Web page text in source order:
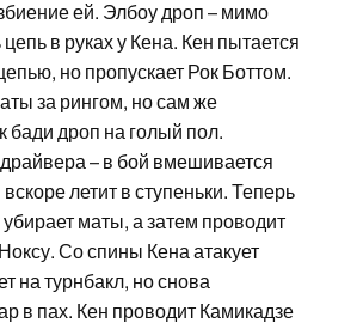
ей. Элбоу дроп – мимо
в руках у Кена. Кен пытается
но пропускает Рок Боттом.
за рингом, но сам же
бади дроп на голый пол.
– в бой вмешивается
летит в ступеньки. Теперь
маты, а затем проводит
Со спины Кена атакует
на турнбакл, но снова
в пах. Кен проводит Камикадзе